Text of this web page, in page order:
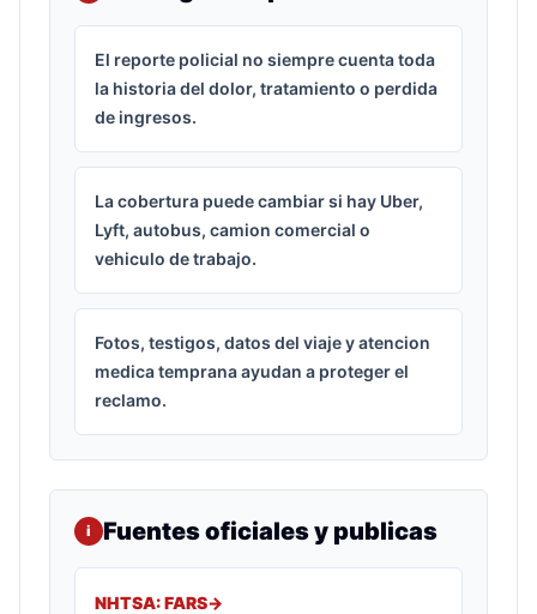
El reporte policial no siempre cuenta toda
la historia del dolor, tratamiento o perdida
de ingresos.
La cobertura puede cambiar si hay Uber,
Lyft, autobus, camion comercial o
vehiculo de trabajo.
Fotos, testigos, datos del viaje y atencion
medica temprana ayudan a proteger el
reclamo.
i Fuentes oficiales y publicas
NHTSA: FARS->